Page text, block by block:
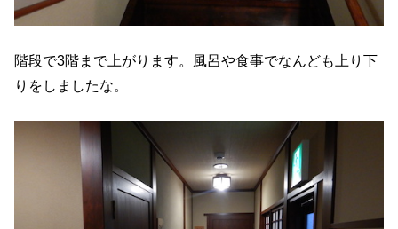
階段で3階まで上がります。風呂や食事でなんども上り下
りをしましたな。